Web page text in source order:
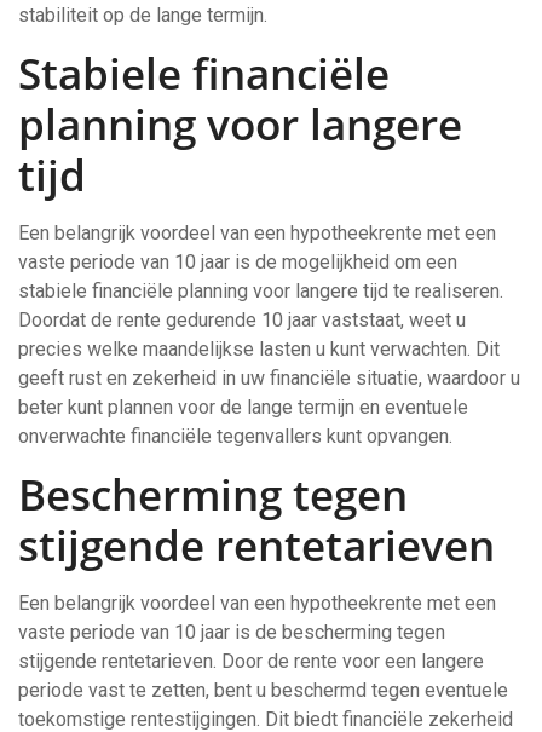
stabiliteit op de lange termijn.
Stabiele financiële
planning voor langere
tijd
Een belangrijk voordeel van een hypotheekrente met een
vaste periode van 10 jaar is de mogelijkheid om een
stabiele financiële planning voor langere tijd te realiseren.
Doordat de rente gedurende 10 jaar vaststaat, weet u
precies welke maandelijkse lasten u kunt verwachten. Dit
geeft rust en zekerheid in uw financiële situatie, waardoor u
beter kunt plannen voor de lange termijn en eventuele
onverwachte financiële tegenvallers kunt opvangen.
Bescherming tegen
stijgende rentetarieven
Een belangrijk voordeel van een hypotheekrente met een
vaste periode van 10 jaar is de bescherming tegen
stijgende rentetarieven. Door de rente voor een langere
periode vast te zetten, bent u beschermd tegen eventuele
toekomstige rentestijgingen. Dit biedt financiële zekerheid